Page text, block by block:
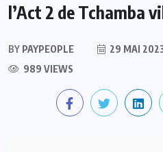
l’Act 2 de Tchamba
BY PAYPEOPLE 29 MAI
989 VIEWS